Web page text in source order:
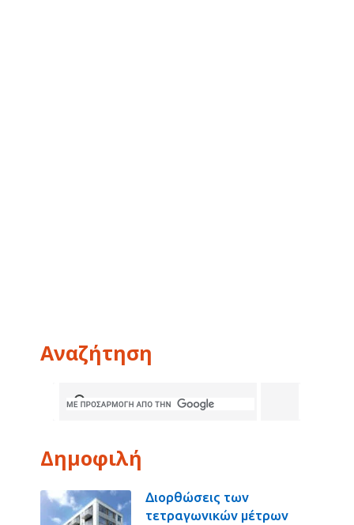
Αναζήτηση
Δημοφιλή
Διορθώσεις των
τετραγωνικών μέτρων